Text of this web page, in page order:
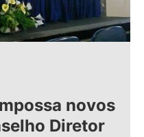
novos
Diretor